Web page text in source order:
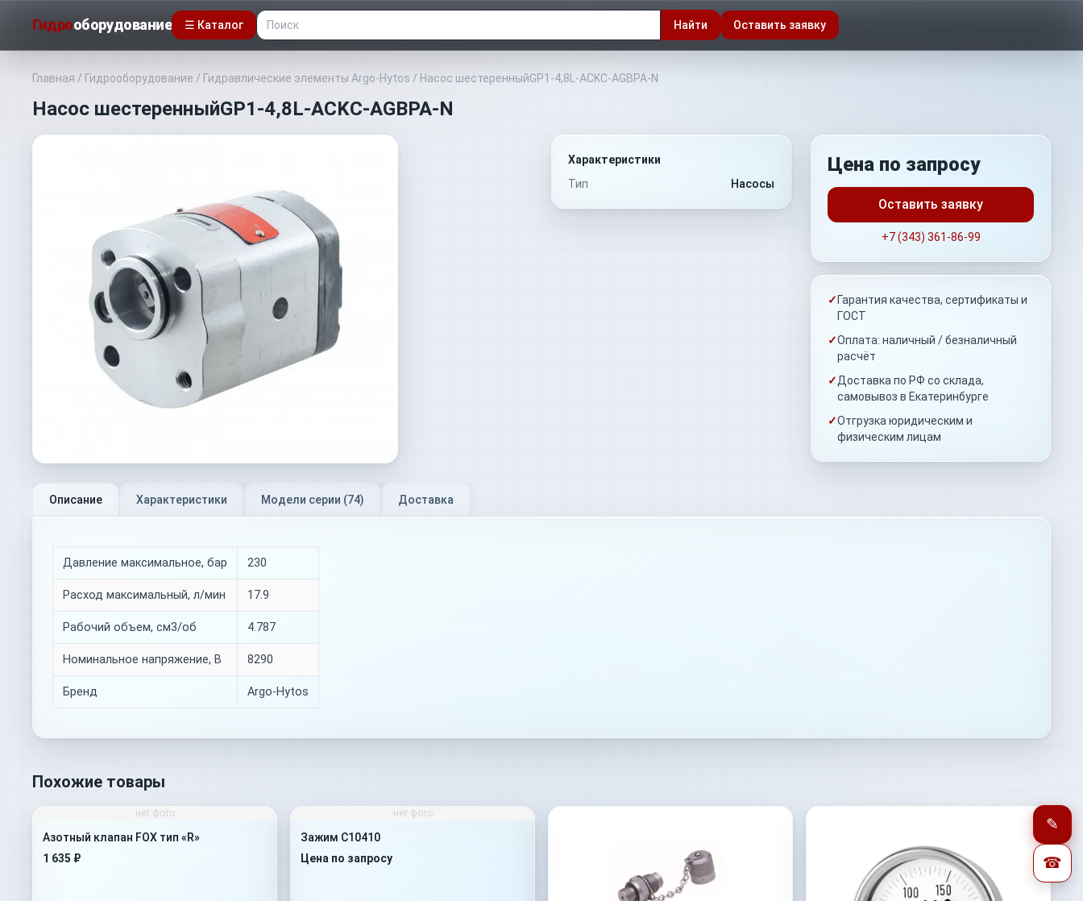
Гидрооборудование ☰ Каталог Найти Оставить заявку
Главная / Гидрооборудование / Гидравлические элементы Argo-Hytos / Насос шестеренныйGP1-4,8L-ACKC-AGBPA-N
Насос шестеренныйGP1-4,8L-ACKC-AGBPA-N
Характеристики
Тип
Насосы
Цена по запросу
Оставить заявку
+7 (343) 361-86-99
✓ Гарантия качества, сертификаты и
ГОСТ
✓Оплата: наличный / безналичный
расчёт
✓Доставка по РФ со склада,
самовывоз в Екатеринбурге
✓Отгрузка юридическим и
физическим лицам
Описание Характеристики Модели серии (74) Доставка
Давление максимальное, бар 230
Расход максимальный, л/мин 17.9
Рабочий объем, см3/об 4.787
Номинальное напряжение, В 8290
Бренд Argo-Hytos
Похожие товары
нет фото
Азотный клапан FOX тип «R»
1 635 ₽
нет фото
Зажим C10410
Цена по запросу
✎
☎